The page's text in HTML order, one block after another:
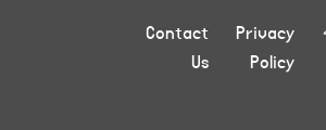
Privacy
Policy
Contact
Us